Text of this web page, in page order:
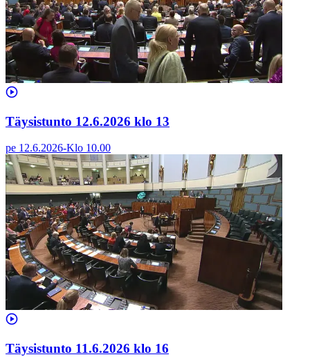
Täysistunto 12.6.2026 klo 13
pe 12.6.2026-Klo 10.00
Täysistunto 11.6.2026 klo 16